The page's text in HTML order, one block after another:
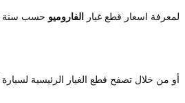
لمعرفة اسعار قطع غيار الفاروميو حسب سنة
أو من خلال تصفح قطع الغيار الرئيسية لسيارة